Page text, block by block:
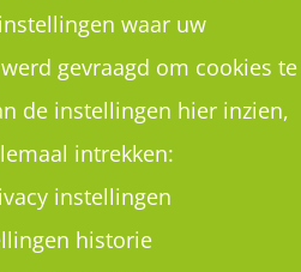
waar uw
gevraagd om cookies te
de instellingen hier inzien,
intrekken:
instellingen
historie